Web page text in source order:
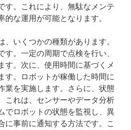
す。これにより、無駄なメンテ
的な運用が可能となります。
、いくつかの種類があります。
す。一定の周期で点検を行い、
す。次に、使用時間に基づくメ
す。ロボットが稼働した時間に
業を実施します。さらに、状態
これは、センサーやデータ分析
でロボットの状態を監視し、異
に事前に通知する方法です。こ